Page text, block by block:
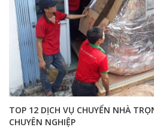
TOP 12 DỊCH VỤ CHUYỂN NHÀ
CHUYÊN NGHIỆP